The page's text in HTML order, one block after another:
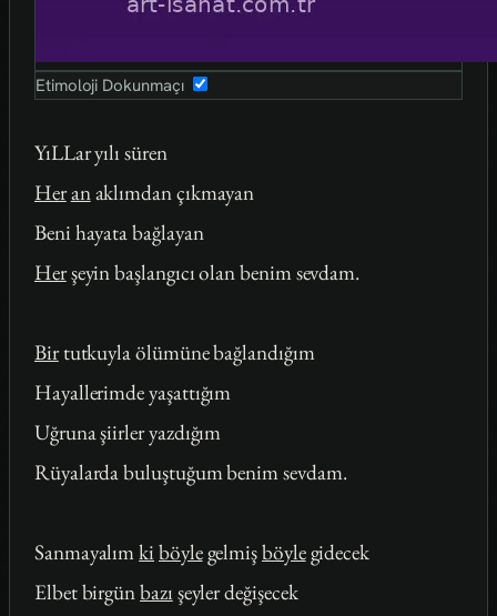
Etimoloji Dokunmaçı
YıLLar yılı süren
Heranaklımdan çıkmayan
Beni hayata bağlayan
Herşeyin başlangıcı olan benim sevdam.
Birtutkuyla ölümüne bağlandığım
Hayallerimde yaşattığım
Uğruna şiirler yazdığım
Rüyalarda buluştuğum benim sevdam.
Sanmayalımki böylegelmişböylegidecek
Elbet birgünbazı şeyler değişecek